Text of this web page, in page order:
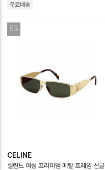
무료배송
53
CELINE
셀린느 여성 프리미엄 메탈 프레임 선글